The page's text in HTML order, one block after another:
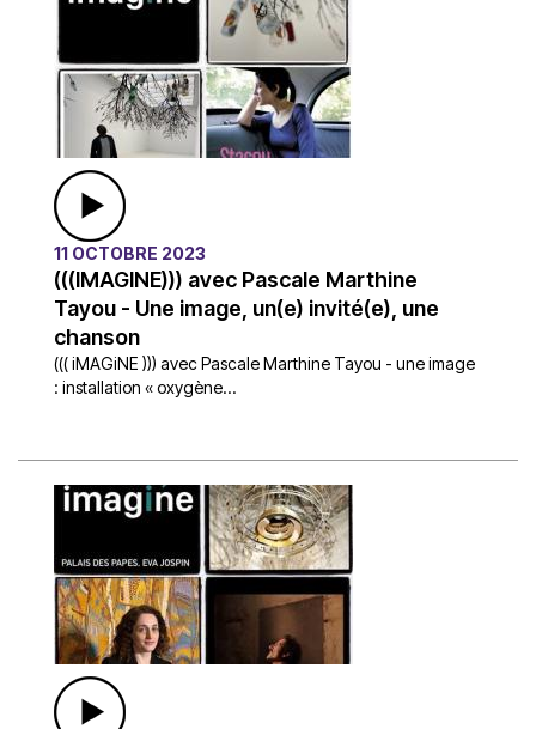
11 OCTOBRE 2023
(((IMAGINE))) avec Pascale Marthine
Tayou - Une image, un(e) invité(e), une
chanson
((( iMAGiNE ))) avec Pascale Marthine Tayou - une image
: installation « oxygène...